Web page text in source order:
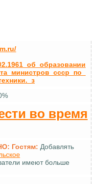
во время
Гостям: Добавлять
имеют больше